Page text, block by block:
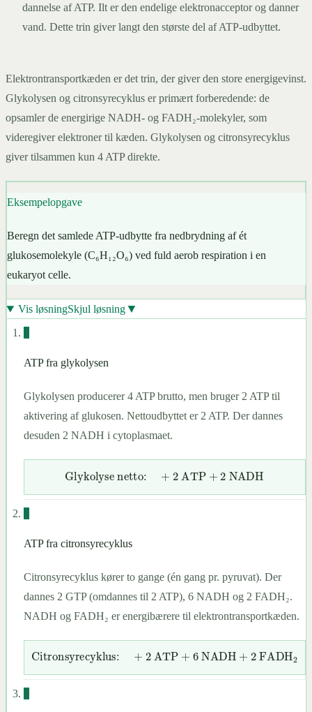
dannelse af ATP. Ilt er den endelige elektronacceptor og danner
vand. Dette trin giver langt den største del af ATP-udbyttet.
Elektrontransportkæden er det trin, der giver den store energigevinst.
Glykolysen og citronsyrecyklus er primært forberedende: de
opsamler de energirige NADH- og FADH₂-molekyler, som
videregiver elektroner til kæden. Glykolysen og citronsyrecyklus
giver tilsammen kun 4 ATP direkte.
Eksempelopgave
Beregn det samlede ATP-udbytte fra nedbrydning af ét
glukosemolekyle (C₆H₁₂O₆) ved fuld aerob respiration i en
eukaryot celle.
Vis løsningSkjul løsning▼
1
ATP fra glykolysen
Glykolysen producerer 4 ATP brutto, men bruger 2 ATP til
aktivering af glukosen. Nettoudbyttet er 2 ATP. Der dannes
desuden 2 NADH i cytoplasmaet.
Glykolyse netto:+2ATP+2NADH
2
ATP fra citronsyrecyklus
Citronsyrecyklus kører to gange (én gang pr. pyruvat). Der
dannes 2 GTP (omdannes til 2 ATP), 6 NADH og 2 FADH₂.
NADH og FADH₂ er energibærere til elektrontransportkæden.
Citronsyrecyklus:+2ATP+6NADH+2FADH2
3